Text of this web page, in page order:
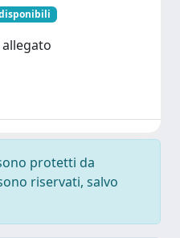
protetti da
riservati, salvo